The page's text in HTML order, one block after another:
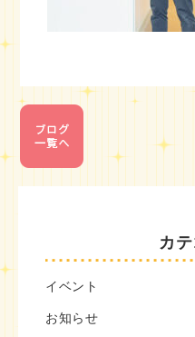
カ
イベント
お知らせ